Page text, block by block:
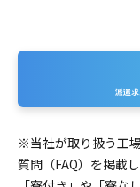
派遣
※当社が取り扱う工
質問（FAQ）を掲載し